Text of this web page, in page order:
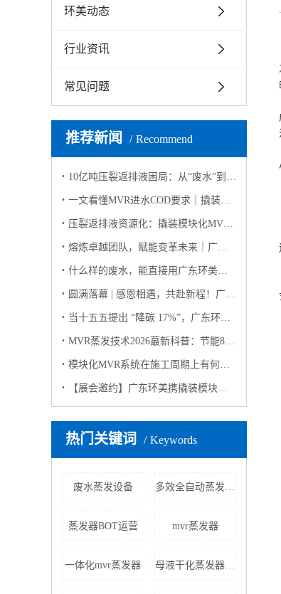
环美动态
行业资讯
常见问题
推荐新闻 Recommend
10亿吨压裂返排液困局：从“废水”到“资源”的破局之路
一文看懂MVR进水COD要求｜撬装模块化MVR高有机废水稳定运行解决方案
压裂返排液资源化：撬装模块化MVR如何实现 “废水变资源”？
熔炼卓越团队，赋能变革未来｜广东环美英西峰林两日团建纪实
什么样的废水，能直接用广东环美撬装模块化 MVR蒸发系统？（客户高频问答版）
圆满落幕 | 感恩相遇，共赴新程！广东环美上海环博会之行完美收官
当十五五提出 “降碳 17%”，广东环美用撬装模块化MVR蒸发系统给出工业废水 “零碳” 解决方案
MVR蒸发技术2026蕞新科普：节能80%+，工业零排放的“隐形功臣”
模块化MVR系统在施工周期上有何优势？
【展会邀约】广东环美携撬装模块化 MVR 蒸发系统亮相 2026 上海环博会，诚邀莅临！
热门关键词 Keywords
废水蒸发设备 多效全自动蒸发器批发
蒸发器BOT运营 mvr蒸发器
一体化mvr蒸发器 母液干化蒸发器租赁